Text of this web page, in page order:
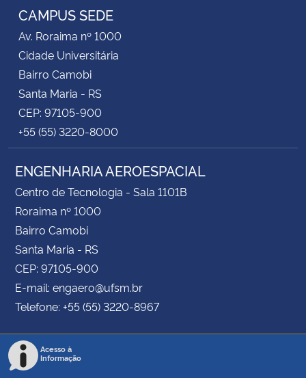
CAMPUS SEDE
Av. Roraima nº 1000
Cidade Universitária
Bairro Camobi
Santa Maria - RS
CEP: 97105-900
+55 (55) 3220-8000
ENGENHARIA AEROESPACIAL
Centro de Tecnologia - Sala 1101B
Roraima nº 1000
Bairro Camobi
Santa Maria - RS
CEP: 97105-900
E-mail: engaero@ufsm.br
Telefone: +55 (55) 3220-8967
Acesso à
Informação